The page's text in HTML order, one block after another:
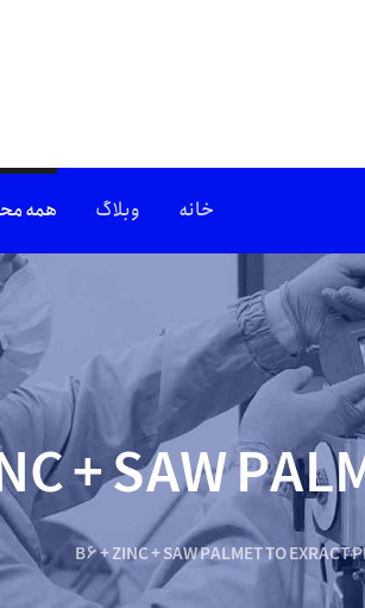
خانه وبلاگ همه
+ SAW
B6 + ZINC + SAW PALMET TO EXRACT